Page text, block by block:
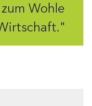
Wohle